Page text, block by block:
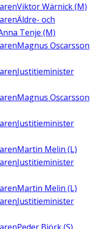
Viktor Wärnick (M)
Äldre- och
Tenje (M)
Magnus Oscarsson
Justitieminister
Magnus Oscarsson
Justitieminister
Martin Melin (L)
Justitieminister
Martin Melin (L)
Justitieminister